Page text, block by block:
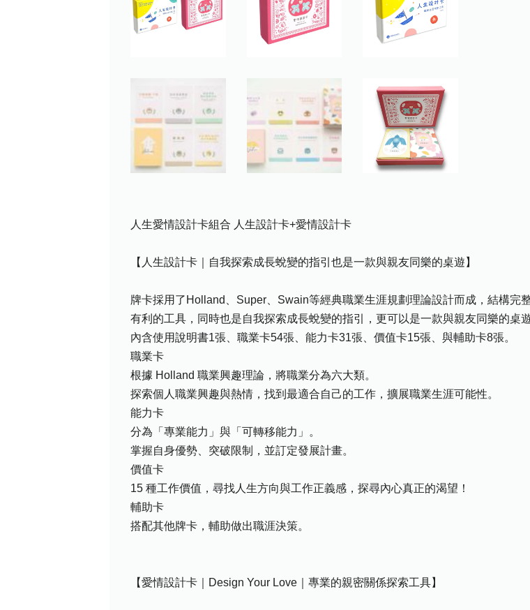
人生愛情設計卡組合 人生設計卡+愛情設計卡
【人生設計卡｜自我探索成長蛻變的指引也是一款與親友同樂的桌遊】
牌卡採用了Holland、Super、Swain等經典職業生涯規劃理論設計而成，結構完
有利的工具，同時也是自我探索成長蛻變的指引，更可以是一款與親友同樂的桌遊
內含使用說明書1張、職業卡54張、能力卡31張、價值卡15張、與輔助卡8張。
職業卡
根據 Holland 職業興趣理論，將職業分為六大類。
探索個人職業興趣與熱情，找到最適合自己的工作，擴展職業生涯可能性。
能力卡
分為「專業能力」與「可轉移能力」。
掌握自身優勢、突破限制，並訂定發展計畫。
價值卡
15 種工作價值，尋找人生方向與工作正義感，探尋內心真正的渴望！
輔助卡
搭配其他牌卡，輔助做出職涯決策。
【愛情設計卡｜Design Your Love｜專業的親密關係探索工具】